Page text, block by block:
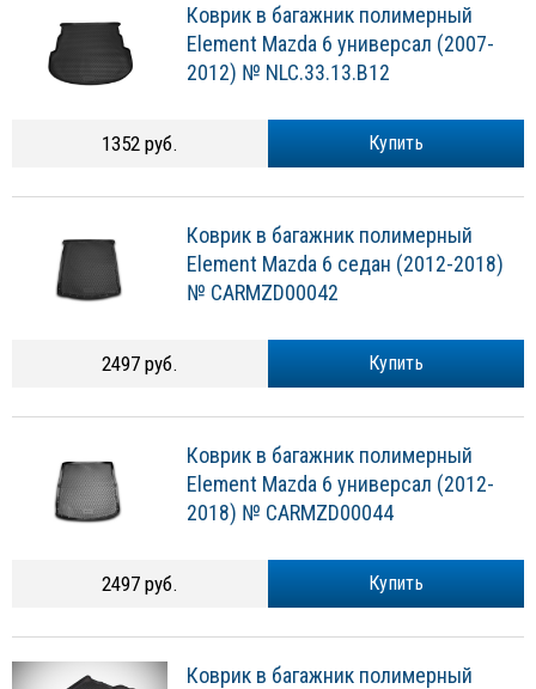
Коврик в багажник полимерный
Element Mazda 6 универсал (2007-
2012) № NLC.33.13.B12
Купить
1352 руб.
Коврик в багажник полимерный
Element Mazda 6 седан (2012-2018)
№ CARMZD00042
Купить
2497 руб.
Коврик в багажник полимерный
Element Mazda 6 универсал (2012-
2018) № CARMZD00044
Купить
2497 руб.
Коврик в багажник полимерный